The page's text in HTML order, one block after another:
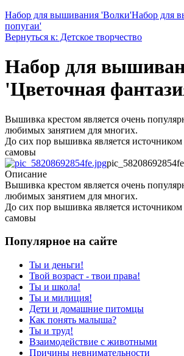
Набор для вышивания 'Волки'Набор для
попугаи'
Вернуться к: Детское творчество
Набор для
'Цветочная
Вышивка крестом является очень
любимых занятием для многих.
До сих пор вышивка является
самовы
Описание
Вышивка крестом является очень
любимых занятием для многих.
До сих пор вышивка является
самовы
Популярное на сайте
Ты и деньги!
Твой возраст - твои права!
Ты и школа!
Ты и милиция!
Дети и домашние питомцы
Как понять малыша?
Ты и труд!
Взаимодействие с животными
Причины невнимательности